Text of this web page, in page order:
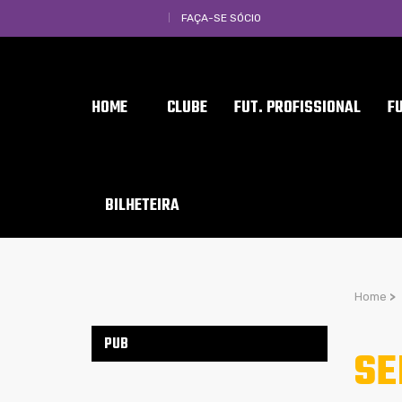
FAÇA-SE SÓCIO
HOME CLUBE FUT. PROFISSIONAL
BILHETEIRA
Home >
PUB